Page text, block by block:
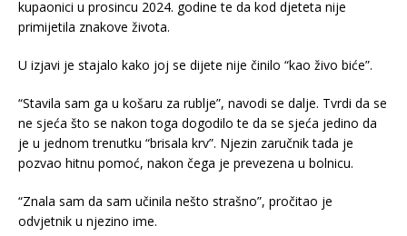
kupaonici u prosincu 2024. godine te da kod djeteta nije
primijetila znakove života.
U izjavi je stajalo kako joj se dijete nije činilo “kao živo biće”.
“Stavila sam ga u košaru za rublje”, navodi se dalje. Tvrdi da se
ne sjeća što se nakon toga dogodilo te da se sjeća jedino da
je u jednom trenutku “brisala krv”. Njezin zaručnik tada je
pozvao hitnu pomoć, nakon čega je prevezena u bolnicu.
“Znala sam da sam učinila nešto strašno”, pročitao je
odvjetnik u njezino ime.